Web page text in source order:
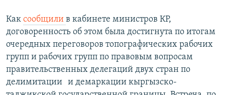
Как сообщили в кабинете министров КР,
договоренность об этом была достигнута по итогам
очередных переговоров топографических рабочих
групп и рабочих групп по правовым вопросам
правительственных делегаций двух стран по
делимитации и демаркации кыргызско-